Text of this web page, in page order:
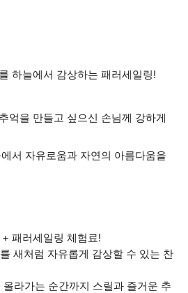
하늘에서 감상하는 패러세일링!
억을 만들고 싶으신 손님께 강하게
서 자유로움과 자연의 아름다움을
패러세일링 체험료!
새처럼 자유롭게 감상할 수 있는 찬
라가는 순간까지 스릴과 즐거운 추